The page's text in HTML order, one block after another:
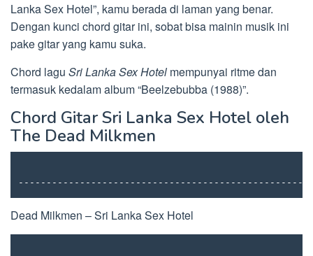
Lanka Sex Hotel”, kamu berada di laman yang benar.
Dengan kunci chord gitar ini, sobat bisa mainin musik ini
pake gitar yang kamu suka.
Chord lagu Sri Lanka Sex Hotel mempunyai ritme dan
termasuk kedalam album “Beelzebubba (1988)”.
Chord Gitar Sri Lanka Sex Hotel oleh
The Dead Milkmen
Dead Milkmen – Sri Lanka Sex Hotel